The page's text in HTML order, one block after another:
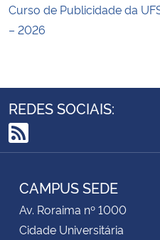
Curso de Publicidade da
– 2026
REDES SOCIAIS:
RSS
CAMPUS SEDE
Av. Roraima nº 1000
Cidade Universitária